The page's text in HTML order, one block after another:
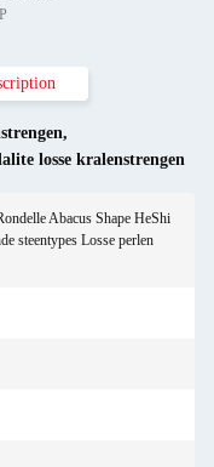
,
losse kralenstrengen
Abacus Shape HeShi
steentypes Losse perlen